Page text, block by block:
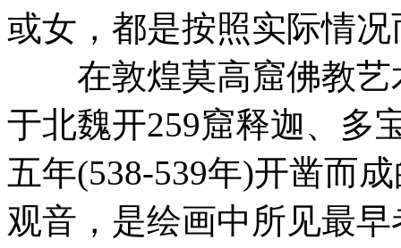
或女，都是按照实际情
在敦煌莫高窟佛教艺
于北魏开259窟释迦、多
五年(538-539年)开凿而
观音，是绘画中所见最